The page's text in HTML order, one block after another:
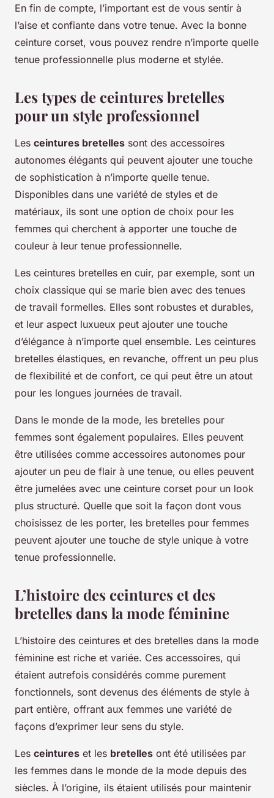
En fin de compte, l’important est de vous sentir à
l’aise et confiante dans votre tenue. Avec la bonne
ceinture corset, vous pouvez rendre n’importe quelle
tenue professionnelle plus moderne et stylée.
Les types de ceintures bretelles
pour un style professionnel
Les ceintures bretelles sont des accessoires
autonomes élégants qui peuvent ajouter une touche
de sophistication à n’importe quelle tenue.
Disponibles dans une variété de styles et de
matériaux, ils sont une option de choix pour les
femmes qui cherchent à apporter une touche de
couleur à leur tenue professionnelle.
Les ceintures bretelles en cuir, par exemple, sont un
choix classique qui se marie bien avec des tenues
de travail formelles. Elles sont robustes et durables,
et leur aspect luxueux peut ajouter une touche
d’élégance à n’importe quel ensemble. Les ceintures
bretelles élastiques, en revanche, offrent un peu plus
de flexibilité et de confort, ce qui peut être un atout
pour les longues journées de travail.
Dans le monde de la mode, les bretelles pour
femmes sont également populaires. Elles peuvent
être utilisées comme accessoires autonomes pour
ajouter un peu de flair à une tenue, ou elles peuvent
être jumelées avec une ceinture corset pour un look
plus structuré. Quelle que soit la façon dont vous
choisissez de les porter, les bretelles pour femmes
peuvent ajouter une touche de style unique à votre
tenue professionnelle.
L’histoire des ceintures et des
bretelles dans la mode féminine
L’histoire des ceintures et des bretelles dans la mode
féminine est riche et variée. Ces accessoires, qui
étaient autrefois considérés comme purement
fonctionnels, sont devenus des éléments de style à
part entière, offrant aux femmes une variété de
façons d’exprimer leur sens du style.
Les ceintures et les bretelles ont été utilisées par
les femmes dans le monde de la mode depuis des
siècles. À l’origine, ils étaient utilisés pour maintenir